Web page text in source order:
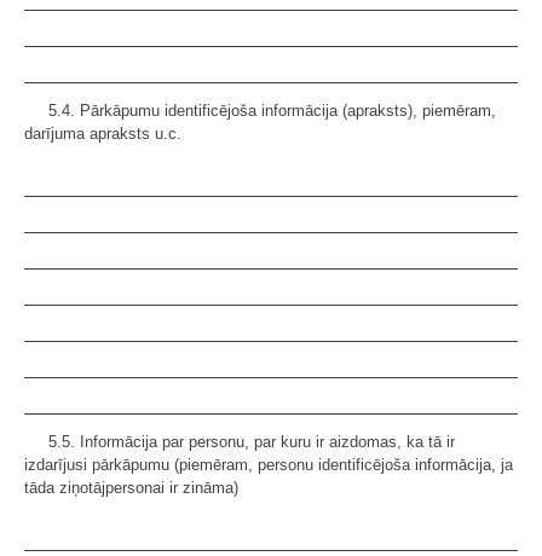
5.4. Pārkāpumu identificējoša informācija (apraksts), piemēram,
darījuma apraksts u.c.
5.5. Informācija par personu, par kuru ir aizdomas, ka tā ir
izdarījusi pārkāpumu (piemēram, personu identificējoša informācija, ja
tāda ziņotājpersonai ir zināma)